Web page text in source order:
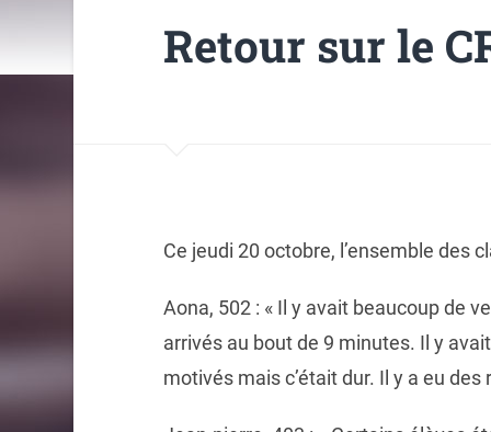
Retour sur le
Ce jeudi 20 octobre, l’ensemble des
Aona, 502 : « Il y avait beaucoup de
arrivés au bout de 9 minutes. Il y
motivés mais c’était dur. Il y a eu